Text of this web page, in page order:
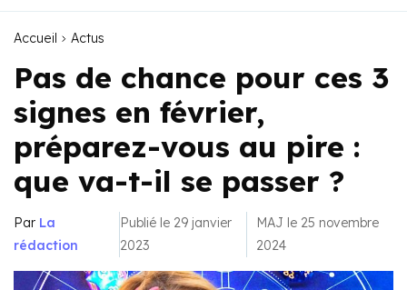
Accueil Actus
Pas de chance pour ces 3
signes en février,
préparez-vous au pire :
que va-t-il se passer ?
Par La
rédaction
Publié le 29 janvier
2023
MAJ le 25 novembre
2024